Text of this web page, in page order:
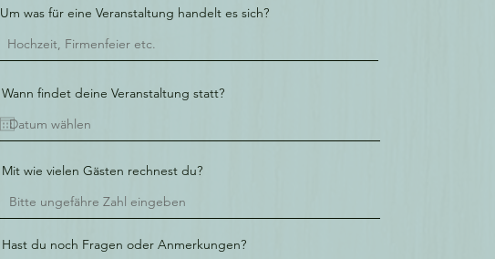
Um was für eine Veranstaltung handelt es sich?
Wann findet deine Veranstaltung statt?
Mit wie vielen Gästen rechnest du?
Hast du noch Fragen oder Anmerkungen?